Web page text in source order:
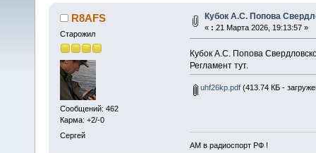
R8AFS
Старожил
Сообщений: 462
Карма: +2/-0
Сергей
Кубок А.С. Попова
« : 21 Марта 2026, 19:13:57 »
Кубок А.С. Попова
Регламент тут.
uhf26kp.pdf(413.74 КБ -
АМ в радиоспорт РФ !